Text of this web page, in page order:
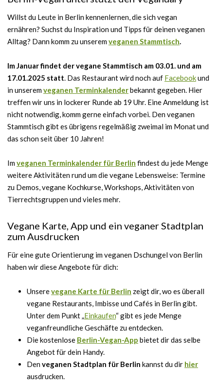
Willst du Leute in Berlin kennenlernen, die sich vegan
ernähren? Suchst du Inspiration und Tipps für deinen veganen
Alltag? Dann komm zu unseremveganen Stammtisch.
Im Januar findet der vegane Stammtisch am 03.01. und am
17.01.2025 statt. Das Restaurant wird noch auf Facebookund
in unseremveganen Terminkalenderbekannt gegeben. Hier
treffen wir uns in lockerer Runde ab 19 Uhr. Eine Anmeldung ist
nicht notwendig, komm gerne einfach vorbei. Den veganen
Stammtisch gibt es übrigens regelmäßig zweimal im Monat und
das schon seit über 10 Jahren!
Imveganen Terminkalender für Berlin findest du jede Menge
weitere Aktivitäten rund um die vegane Lebensweise: Termine
zu Demos, vegane Kochkurse, Workshops, Aktivitäten von
Tierrechtsgruppen und vieles mehr.
Vegane Karte, App und ein veganer Stadtplan
zum Ausdrucken
Für eine gute Orientierung im veganen Dschungel von Berlin
haben wir diese Angebote für dich:
Unserevegane Karte für Berlin zeigt dir, wo es überall
vegane Restaurants, Imbisse und Cafés in Berlin gibt.
Unter dem Punkt „Einkaufen“ gibt es jede Menge
veganfreundliche Geschäfte zu entdecken.
Die kostenlose Berlin-Vegan-App bietet dir das selbe
Angebot für dein Handy.
Denveganen Stadtplan für Berlin kannst du dir hier
ausdrucken.